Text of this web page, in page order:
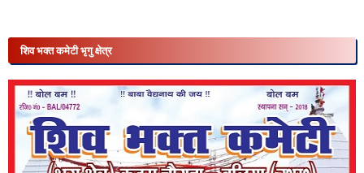
शिव भक्त कमेटी भृगु क्षेत्र